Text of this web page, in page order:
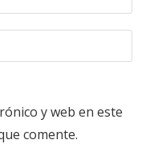
y web en este
comente.